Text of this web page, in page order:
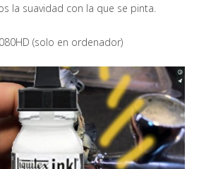
la suavidad con la que se pinta.
(solo en ordenador)